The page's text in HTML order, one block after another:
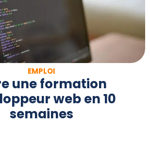
EMPLOI
une formation
web en 10
semaines